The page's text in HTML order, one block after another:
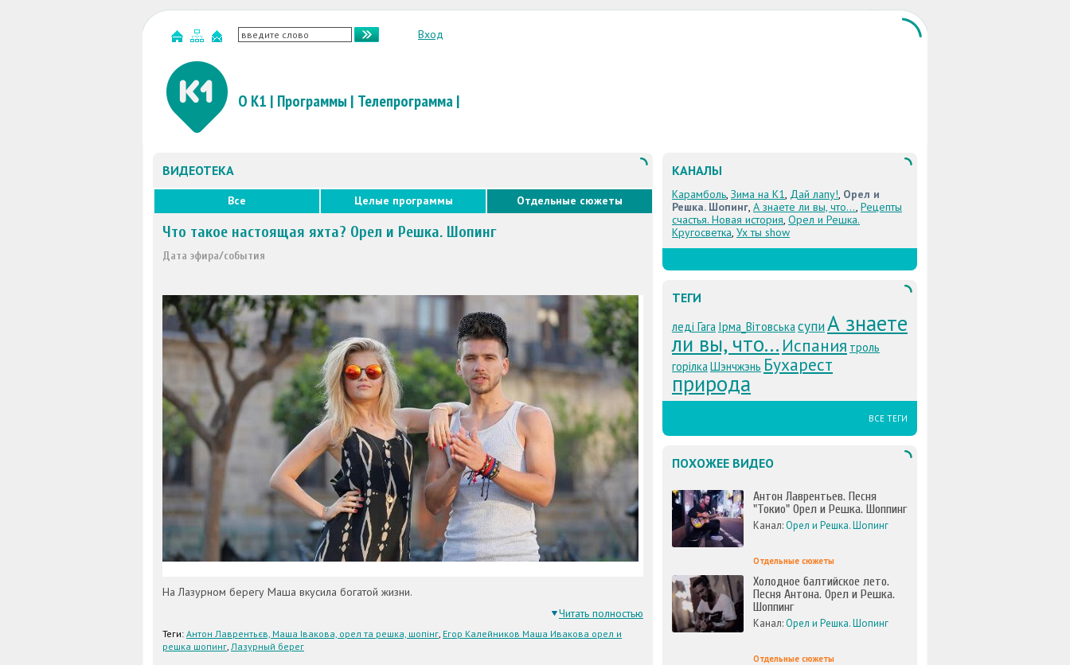
Вход
О К1 | Программы | Телепрограмма|
ВИДЕОТЕКА
Все Целые программы Отдельные сюжеты
Что такое настоящая яхта? Орел и Решка. Шопинг
Дата эфира/события
На Лазурном берегу Маша вкусила богатой жизни.
Читать полностью
Теги: Антон Лаврентьєв, Маша Івакова, орел та решка, шопінг, Егор Калейников Маша Ивакова орел и
решка шопинг, Лазурный берег
КАНАЛЫ
Карамболь, Зима на К1, Дай лапу!, Орел и
Решка. Шопинг, А знаете ли вы, что..., Рецепты
счастья. Новая история, Орел и Решка.
Кругосветка, Ух ты show
ТЕГИ
леді Гага Ірма_ВітовськасупиА знаете
ли вы, что... Испания троль
горілкаШэнчжэнь Бухарест
природа
ВСЕ ТЕГИ
ПОХОЖЕЕ ВИДЕО
Антон Лаврентьев. Песня
"Токио" Орел и Решка. Шоппинг
Канал:Орел и Решка. Шопинг
Отдельные сюжеты
Холодное балтийское лето.
Песня Антона. Орел и Решка.
Шоппинг
Канал:Орел и Решка. Шопинг
Отдельные сюжеты